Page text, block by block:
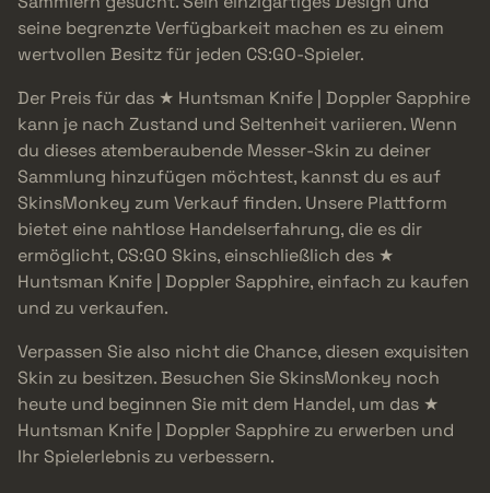
seine begrenzte Verfügbarkeit machen es zu einem
wertvollen Besitz für jeden CS:GO-Spieler.
Der Preis für das ★ Huntsman Knife | Doppler Sapphire
kann je nach Zustand und Seltenheit variieren. Wenn
du dieses atemberaubende Messer-Skin zu deiner
Sammlung hinzufügen möchtest, kannst du es auf
SkinsMonkey zum Verkauf finden. Unsere Plattform
bietet eine nahtlose Handelserfahrung, die es dir
ermöglicht, CS:GO Skins, einschließlich des ★
Huntsman Knife | Doppler Sapphire, einfach zu kaufen
und zu verkaufen.
Verpassen Sie also nicht die Chance, diesen exquisiten
Skin zu besitzen. Besuchen Sie SkinsMonkey noch
heute und beginnen Sie mit dem Handel, um das ★
Huntsman Knife | Doppler Sapphire zu erwerben und
Ihr Spielerlebnis zu verbessern.